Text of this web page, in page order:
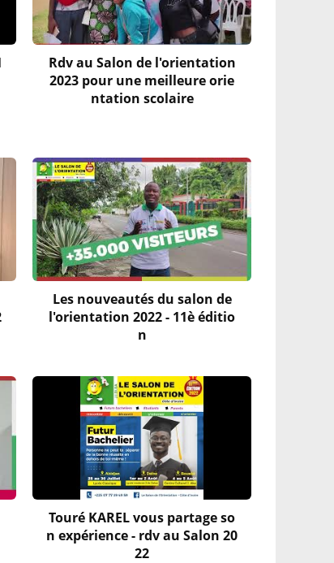
Rdv au Salon de l'orientation
2023 pour une meilleure orie
ntation scolaire
Les nouveautés du salon de
l'orientation 2022 - 11è éditio
n
Touré KAREL vous partage so
n expérience - rdv au Salon 20
22